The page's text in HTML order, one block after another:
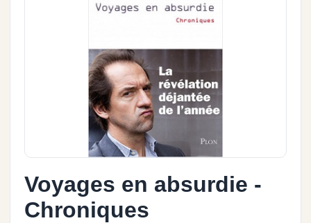
Voyages en absurdie -
Chroniques